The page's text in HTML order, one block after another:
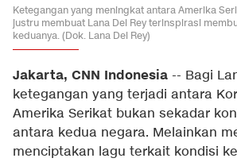
Ketegangan yang meningkat antara Amerika
justru membuat Lana Del Rey terinspirasi
keduanya. (Dok. Lana Del Rey)
Jakarta, CNN Indonesia -- Bagi
ketegangan yang terjadi antara
Amerika Serikat bukan sekadar
antara kedua negara. Melainkan
menciptakan lagu terkait kondisi